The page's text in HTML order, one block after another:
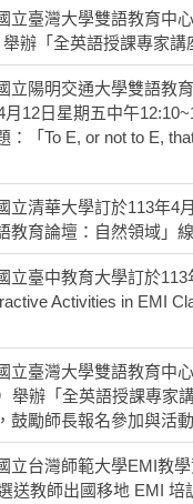
立臺灣大學雙語教育中
辦「全英語授課專家講
立陽明交通大學雙語教
月12日星期五中午
：「To E, or not to E,
立清華大學訂於113年4
教育論壇：自然領域」
立臺中教育大學訂於
Activities in EMI
立臺灣大學雙語教育中
舉辦「全英語授課專家
鼓勵師長報名參加與活動
立台灣師範大學EMI教
送教師出國移地 EMI 培